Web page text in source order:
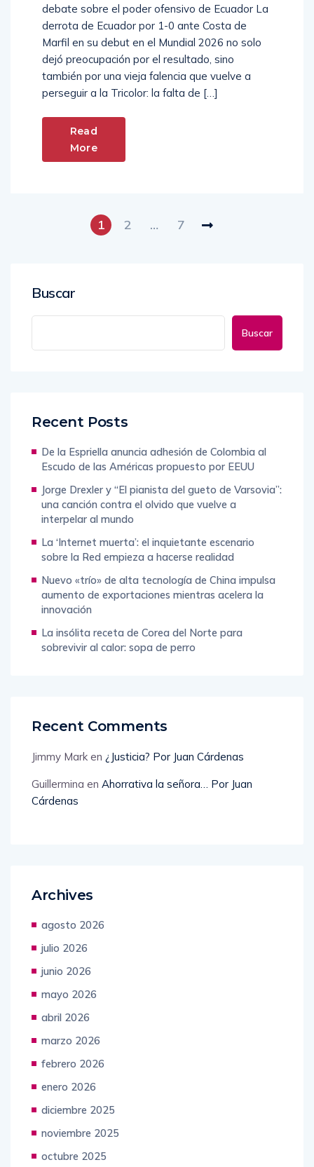
debate sobre el poder ofensivo de Ecuador La
derrota de Ecuador por 1-0 ante Costa de
Marfil en su debut en el Mundial 2026 no solo
dejó preocupación por el resultado, sino
también por una vieja falencia que vuelve a
perseguir a la Tricolor: la falta de […]
Read
More
1 2 … 7
Buscar
Buscar
Recent Posts
De la Espriella anuncia adhesión de Colombia al
Escudo de las Américas propuesto por EEUU
Jorge Drexler y “El pianista del gueto de Varsovia”:
una canción contra el olvido que vuelve a
interpelar al mundo
La ‘Internet muerta’: el inquietante escenario
sobre la Red empieza a hacerse realidad
Nuevo «trío» de alta tecnología de China impulsa
aumento de exportaciones mientras acelera la
innovación
La insólita receta de Corea del Norte para
sobrevivir al calor: sopa de perro
Recent Comments
Jimmy Mark en ¿Justicia? Por Juan Cárdenas
Guillermina en Ahorrativa la señora… Por Juan
Cárdenas
Archives
agosto 2026
julio 2026
junio 2026
mayo 2026
abril 2026
marzo 2026
febrero 2026
enero 2026
diciembre 2025
noviembre 2025
octubre 2025